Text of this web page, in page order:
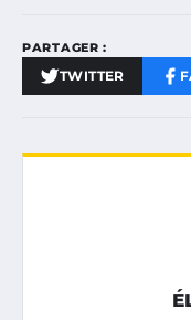
PARTAGER :
TWITTER